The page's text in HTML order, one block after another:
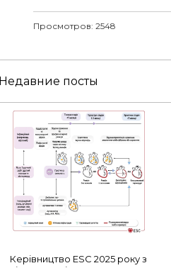
Просмотров: 2548
Недавние посты
Керівництво ESC 2025 року з